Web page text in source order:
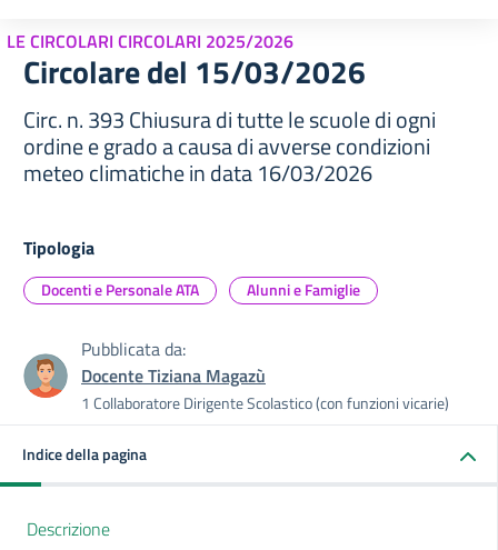
LE CIRCOLARI CIRCOLARI 2025/2026
Circolare del 15/03/2026
Circ. n. 393 Chiusura di tutte le scuole di ogni
ordine e grado a causa di avverse condizioni
meteo climatiche in data 16/03/2026
Tipologia
Docenti e Personale ATA Alunni e Famiglie
Pubblicata da:
Docente Tiziana Magazù
1 Collaboratore Dirigente Scolastico (con funzioni vicarie)
Indice della pagina
Descrizione